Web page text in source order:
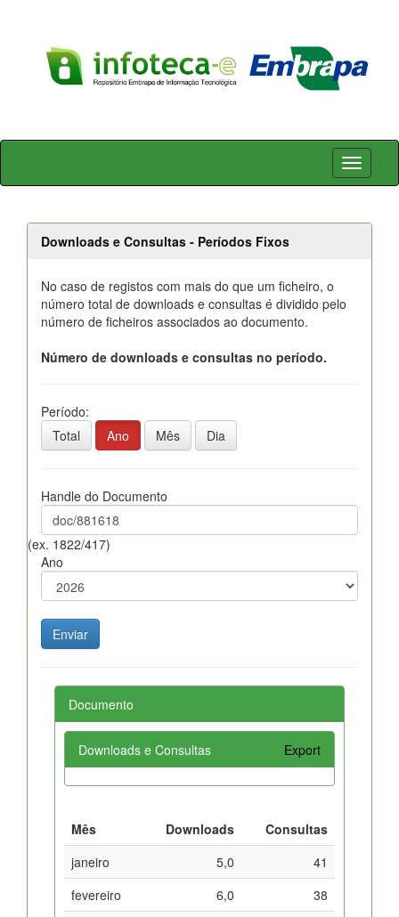
Skip
Downloads e Consultas - Períodos Fixos
No caso de registos com mais do que um ficheiro, o
número total de downloads e consultas é dividido pelo
número de ficheiros associados ao documento.
Número de downloads e consultas no período.
Período:
Total
Ano Mês Dia
Handle do Documento
(ex. 1822/417)
Ano
Documento
Downloads e Consultas Export
Mês Downloads
Consultas
janeiro
5,0
41
fevereiro
6,0
38